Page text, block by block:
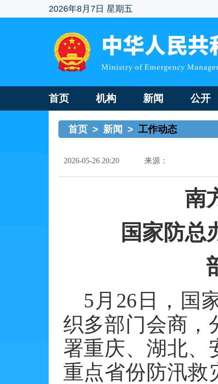
2026年8月7日 星期五
首页 机构 新闻 公开
首页 > 新闻 > 工作动态
2026-05-26 20:20 来源：
南
国家防总
5月26日，国
织多部门会商，
署重庆、湖北、
重点省份防汛救